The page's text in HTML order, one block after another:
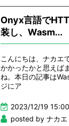
Onyx言語で
装し、Wasm...
こんにちは、ナカエ
かかったかと思えば
ね。本日の記事は
ジにア
2023/12/19 15:00
posted by ナカエ